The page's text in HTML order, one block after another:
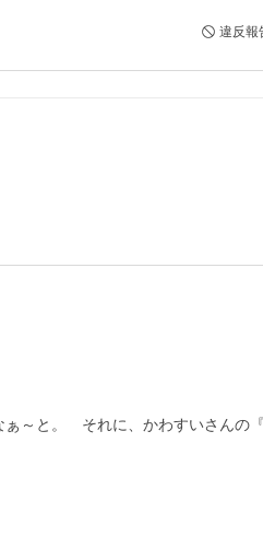
違反報
～と。　それに、かわすいさんの